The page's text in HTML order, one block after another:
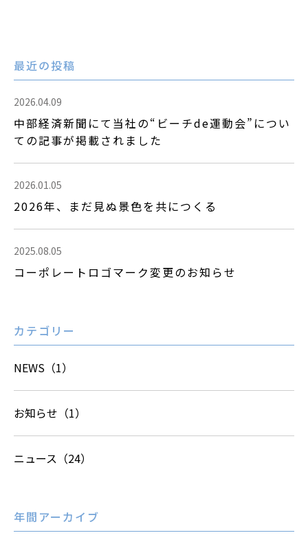
最近の投稿
2026.04.09
中部経済新聞にて当社の“ビーチde運動会”につい
ての記事が掲載されました
2026.01.05
2026年、まだ見ぬ景色を共につくる
2025.08.05
コーポレートロゴマーク変更のお知らせ
カテゴリー
NEWS（1）
お知らせ（1）
ニュース（24）
年間アーカイブ